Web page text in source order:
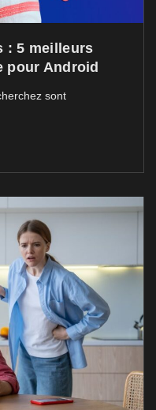
: 5 meilleurs
pour Android
sont